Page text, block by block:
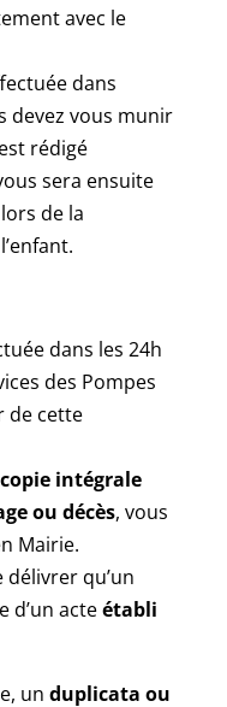
avec le
dans
devez vous munir
rédigé
sera ensuite
de la
dans les 24h
des Pompes
de cette
intégrale
ou décès, vous
Mairie.
délivrer qu’un
d’un acteétabli
un duplicata ou